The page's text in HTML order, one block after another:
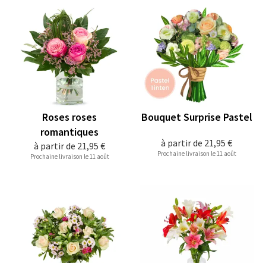
à partir de 21,95 €
Roses roses
romantiques
Prochaine livraison le 11 août
à partir de 21,95 €
Bouquet Surprise Pastel
Prochaine livraison le 11 août